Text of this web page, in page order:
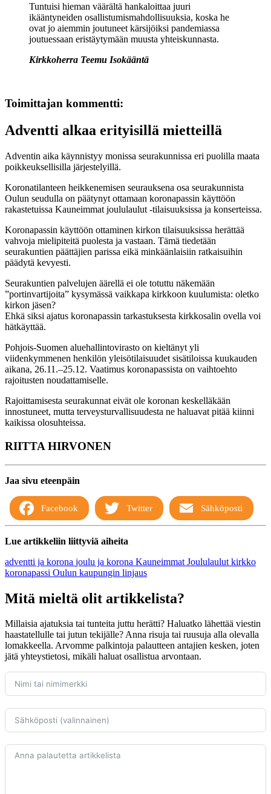
Tuntuisi hieman väärältä hankaloittaa juuri
ikääntyneiden osallistumismahdollisuuksia, koska he
ovat jo aiemmin joutuneet kärsijöiksi pandemiassa
joutuessaan eristäytymään muusta yhteiskunnasta.
Kirkkoherra Teemu Isokääntä
Toimittajan kommentti:
Adventti alkaa erityisillä mietteillä
Adventin aika käynnistyy monissa seurakunnissa eri puolilla maata
poikkeuksellisilla järjestelyillä.
Koronatilanteen heikkenemisen seurauksena osa seurakunnista
Oulun seudulla on päätynyt ottamaan koronapassin käyttöön
rakastetuissa Kauneimmat joululaulut -tilaisuuksissa ja konserteissa.
Koronapassin käyttöön ottaminen kirkon tilaisuuksissa herättää
vahvoja mielipiteitä puolesta ja vastaan. Tämä tiedetään
seurakuntien päättäjien parissa eikä minkäänlaisiin ratkaisuihin
päädytä kevyesti.
Seurakuntien palvelujen äärellä ei ole totuttu näkemään
”portinvartijoita” kysymässä vaikkapa kirkkoon kuulumista: oletko
kirkon jäsen?
Ehkä siksi ajatus koronapassin tarkastuksesta kirkkosalin ovella voi
hätkäyttää.
Pohjois-Suomen aluehallintovirasto on kieltänyt yli
viidenkymmenen henkilön yleisötilaisuudet sisätiloissa kuukauden
aikana, 26.11.–25.12. Vaatimus koronapassista on vaihtoehto
rajoitusten noudattamiselle.
Rajoittamisesta seurakunnat eivät ole koronan keskelläkään
innostuneet, mutta terveysturvallisuudesta ne haluavat pitää kiinni
kaikissa olosuhteissa.
RIITTA HIRVONEN
Jaa sivu eteenpäin
Facebook Twitter Sähköposti
Lue artikkeliin liittyviä aiheita
adventti ja korona joulu ja korona Kauneimmat Joululaulut kirkko
koronapassi Oulun kaupungin linjaus
Mitä mieltä olit artikkelista?
Millaisia ajatuksia tai tunteita juttu herätti? Haluatko lähettää viestin
haastatellulle tai jutun tekijälle? Anna risuja tai ruusuja alla olevalla
lomakkeella. Arvomme palkintoja palautteen antajien kesken, joten
jätä yhteystietosi, mikäli haluat osallistua arvontaan.